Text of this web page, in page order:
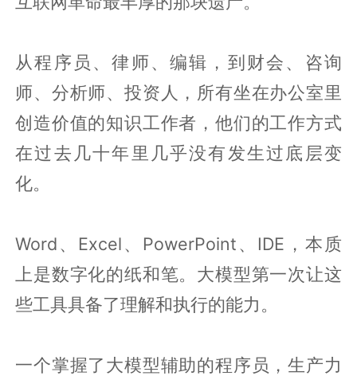
从程序员、律师、编辑，到财会、咨询
师、分析师、投资人，所有坐在办公室里
创造价值的知识工作者，他们的工作方式
在过去几十年里几乎没有发生过底层变
化。
Word、Excel、PowerPoint、IDE，本质
上是数字化的纸和笔。大模型第一次让这
些工具具备了理解和执行的能力。
一个掌握了大模型辅助的程序员，生产力